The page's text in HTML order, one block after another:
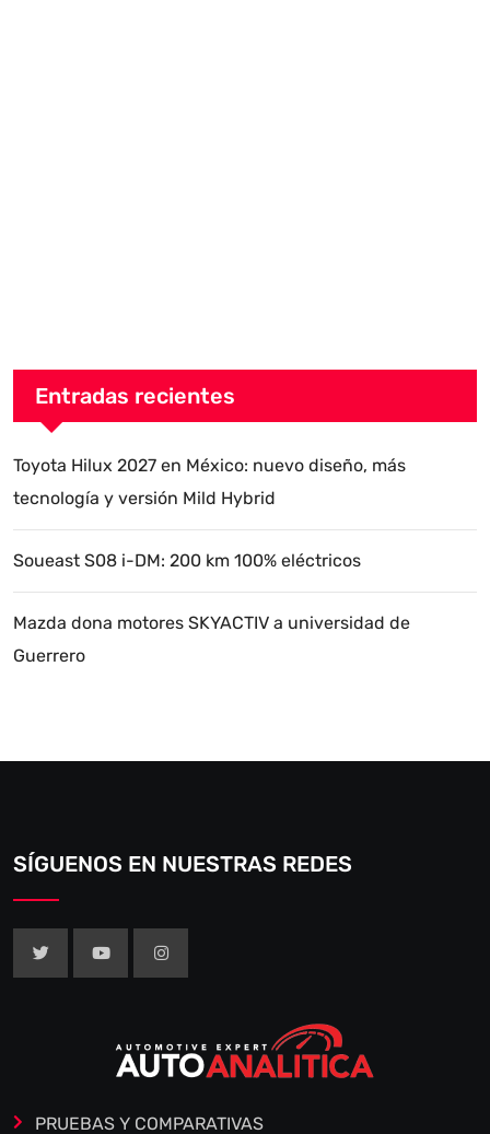
Entradas recientes
Toyota Hilux 2027 en México: nuevo diseño, más
tecnología y versión Mild Hybrid
Soueast S08 i-DM: 200 km 100% eléctricos
Mazda dona motores SKYACTIV a universidad de
Guerrero
SÍGUENOS EN NUESTRAS REDES
PRUEBAS Y COMPARATIVAS